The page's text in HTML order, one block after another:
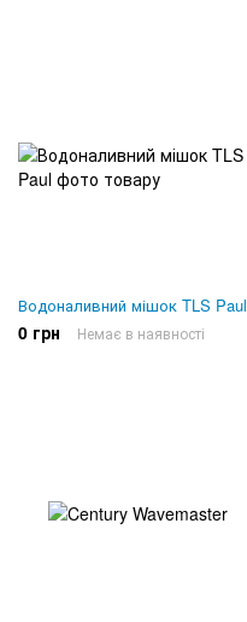
Водоналивний мішок TLS Paul
0 грн Немає в наявності